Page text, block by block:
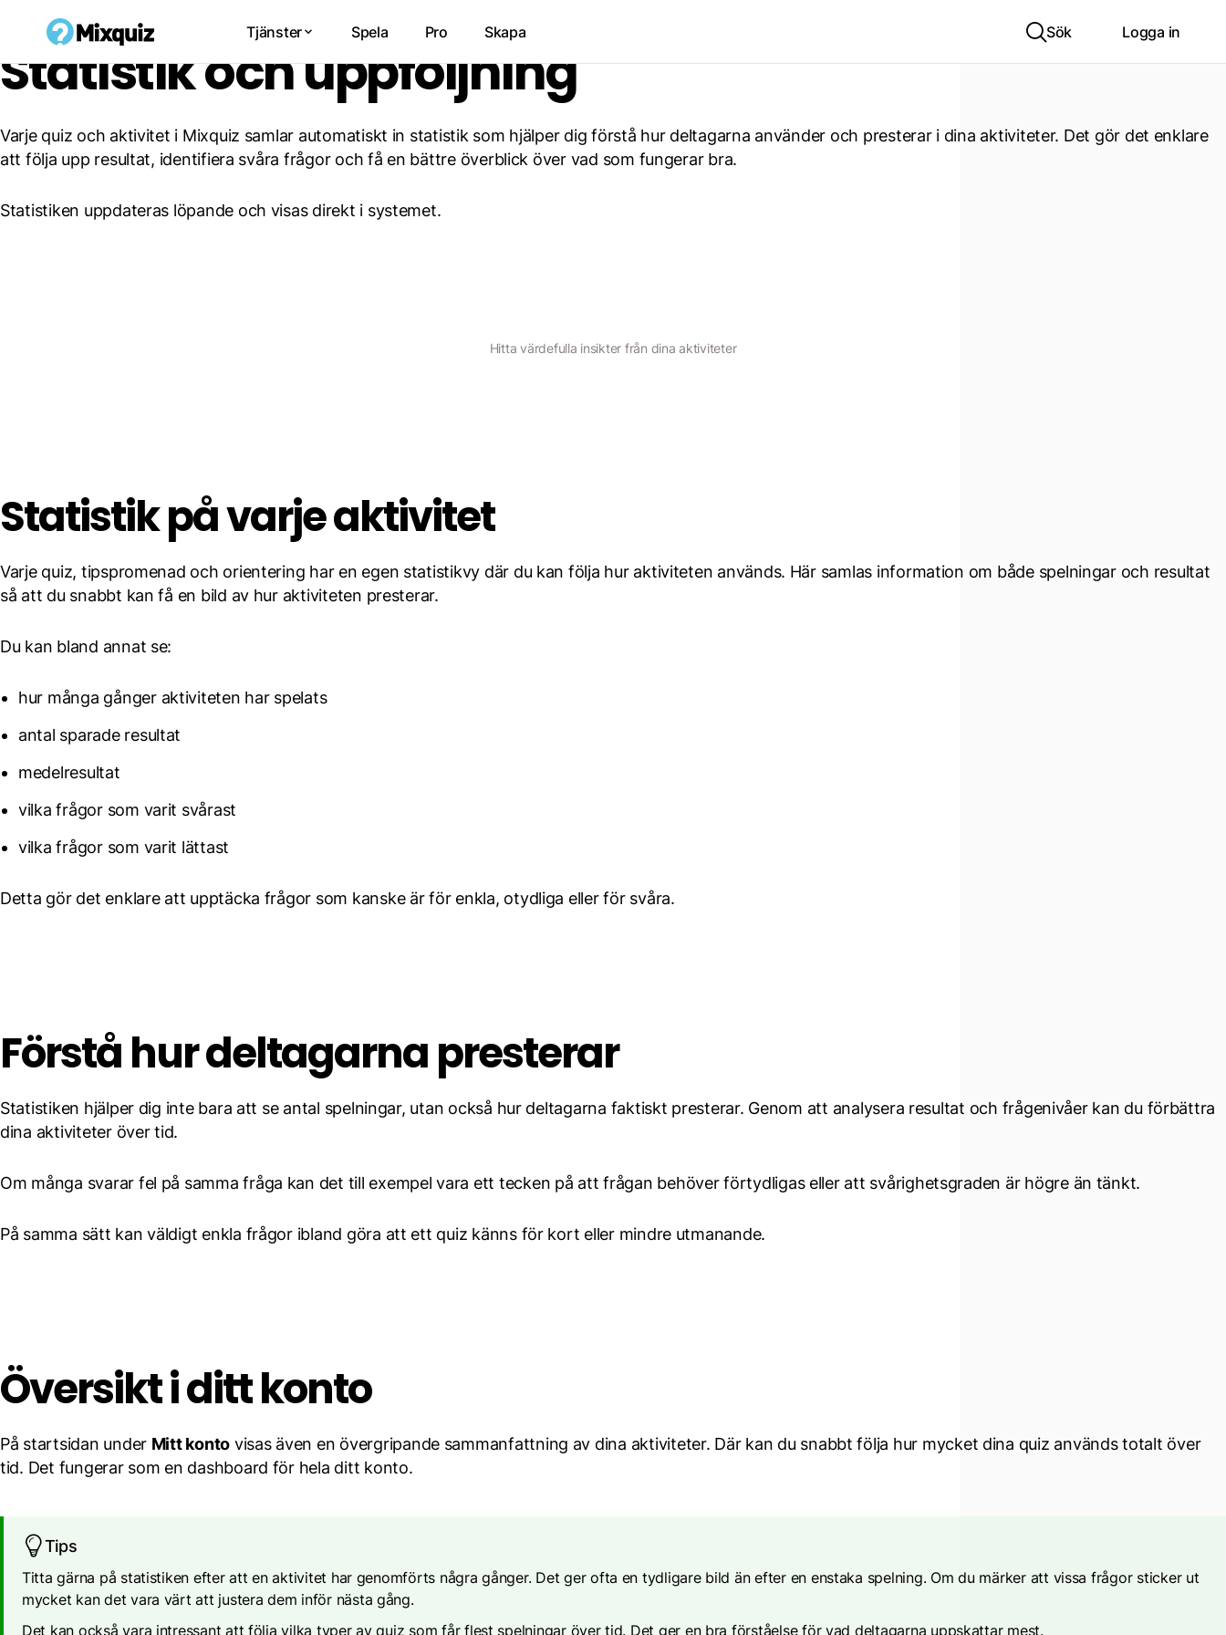
Tjänster Spela Pro Skapa Sök Logga in
Statistik och uppföljning
Varje quiz och aktivitet i Mixquiz samlar automatiskt in statistik som hjälper dig förstå hur deltagarna använder och presterar i dina aktiviteter. Det gör det enklare
att följa upp resultat, identifiera svåra frågor och få en bättre överblick över vad som fungerar bra.
Statistiken uppdateras löpande och visas direkt i systemet.
Hitta värdefulla insikter från dina aktiviteter
Statistik på varje aktivitet
Varje quiz, tipspromenad och orientering har en egen statistikvy där du kan följa hur aktiviteten används. Här samlas information om både spelningar och resultat
så att du snabbt kan få en bild av hur aktiviteten presterar.
Du kan bland annat se:
hur många gånger aktiviteten har spelats
antal sparade resultat
medelresultat
vilka frågor som varit svårast
vilka frågor som varit lättast
Detta gör det enklare att upptäcka frågor som kanske är för enkla, otydliga eller för svåra.
Förstå hur deltagarna presterar
Statistiken hjälper dig inte bara att se antal spelningar, utan också hur deltagarna faktiskt presterar. Genom att analysera resultat och frågenivåer kan du förbättra
dina aktiviteter över tid.
Om många svarar fel på samma fråga kan det till exempel vara ett tecken på att frågan behöver förtydligas eller att svårighetsgraden är högre än tänkt.
På samma sätt kan väldigt enkla frågor ibland göra att ett quiz känns för kort eller mindre utmanande.
Översikt i ditt konto
På startsidan under Mitt konto visas även en övergripande sammanfattning av dina aktiviteter. Där kan du snabbt följa hur mycket dina quiz används totalt över
tid. Det fungerar som en dashboard för hela ditt konto.
Tips
Titta gärna på statistiken efter att en aktivitet har genomförts några gånger. Det ger ofta en tydligare bild än efter en enstaka spelning. Om du märker att vissa frågor sticker ut
mycket kan det vara värt att justera dem inför nästa gång.
Det kan också vara intressant att följa vilka typer av quiz som får flest spelningar över tid. Det ger en bra förståelse för vad deltagarna uppskattar mest.